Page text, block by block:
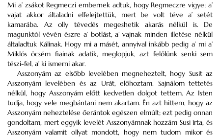
Mi a’ zsákot Regmeczi embernek adtuk, hogy Regmeczre vigye; a’
vajat akkor általadni elfelejtettük, mert be volt téve a’ setét
kamarába. Az olly tévedés megeshetik akarás nélkül is. De
magunktól vévén észre a’ botlást, a’ vajnak minden illetése nélkül
általadtuk Kálinak. Hogy mi a másét, annyival inkább pedig a’ mi a’
Miklós öcsém fiainak adatik, meglopjuk, azt felőlünk senki sem
tészi-fel, a’ ki ismerni akar.
Asszonyám az elsőbb levelében megneheztelt, hogy Susit az
Asszonyám levelében és az Urát, előhoztam. Sajnálom tettetés
nélkül, hogy Asszonyám előtt kedvetlen dolgot tettem. Az Isten
tudja, hogy vele megbántani nem akartam. Én azt hittem, hogy az
Asszonyám neheztelése őerántok egészen elmúlt; ezt pedig onnan
gondoltam, mert eggyik levelét Asszonyámnak hozzám Susi írta, és
Asszonyám valamit ollyat mondott, hogy nem tudom mikor és